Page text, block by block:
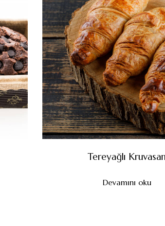
Tereyağlı
Devamını oku